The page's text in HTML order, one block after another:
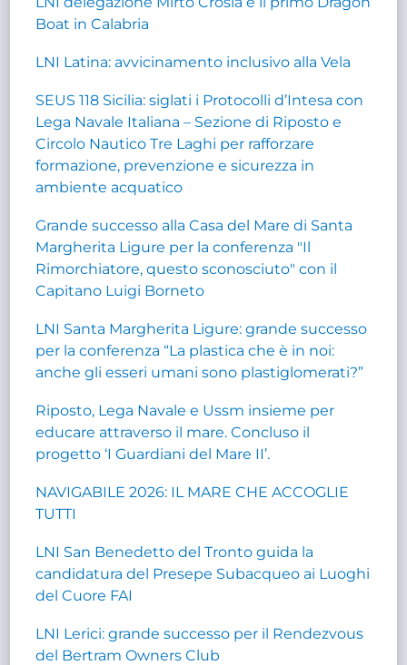
Boat in Calabria
LNI Latina: avvicinamento inclusivo alla Vela
SEUS 118 Sicilia: siglati i Protocolli d’Intesa con
Lega Navale Italiana – Sezione di Riposto e
Circolo Nautico Tre Laghi per rafforzare
formazione, prevenzione e sicurezza in
ambiente acquatico
Grande successo alla Casa del Mare di Santa
Margherita Ligure per la conferenza "Il
Rimorchiatore, questo sconosciuto" con il
Capitano Luigi Borneto
LNI Santa Margherita Ligure: grande successo
per la conferenza “La plastica che è in noi:
anche gli esseri umani sono plastiglomerati?”
Riposto, Lega Navale e Ussm insieme per
educare attraverso il mare. Concluso il
progetto ‘I Guardiani del Mare II’.
NAVIGABILE 2026: IL MARE CHE ACCOGLIE
TUTTI
LNI San Benedetto del Tronto guida la
candidatura del Presepe Subacqueo ai Luoghi
del Cuore FAI
LNI Lerici: grande successo per il Rendezvous
del Bertram Owners Club